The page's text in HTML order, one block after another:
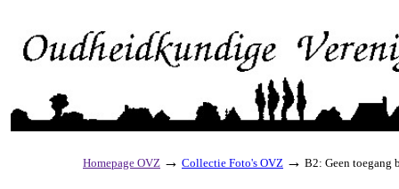
Homepage OVZ → Collectie Foto's OVZ → B2: Geen toegang